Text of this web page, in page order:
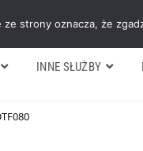
INNE SŁUŻBY
strony oznacza, że